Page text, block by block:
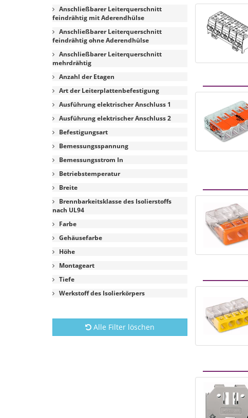
Anschließbarer Leiterquerschnitt
feindrähtig mit Aderendhülse
Anschließbarer Leiterquerschnitt
feindrähtig ohne Aderendhülse
Anschließbarer Leiterquerschnitt
mehrdrähtig
Anzahl der Etagen
Art der Leiterplattenbefestigung
Ausführung elektrischer Anschluss 1
Ausführung elektrischer Anschluss 2
Befestigungsart
Bemessungsspannung
Bemessungsstrom In
Betriebstemperatur
Breite
Brennbarkeitsklasse des Isolierstoffs
nach UL94
Farbe
Gehäusefarbe
Höhe
Montageart
Tiefe
Werkstoff des Isolierkörpers
Alle Filter löschen